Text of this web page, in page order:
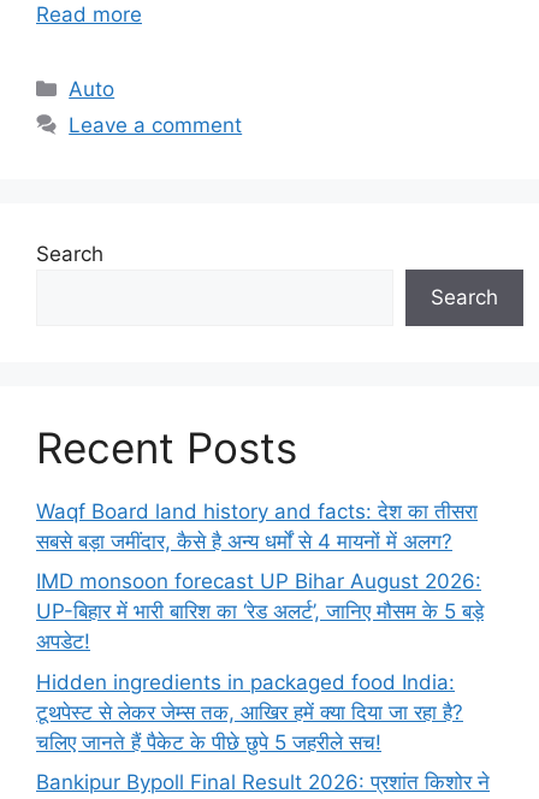
Read more
Categories
Auto
Leave a comment
Search
Search
Recent Posts
Waqf Board land history and facts: देश का तीसरा
सबसे बड़ा जमींदार, कैसे है अन्य धर्मों से 4 मायनों में अलग?
IMD monsoon forecast UP Bihar August 2026:
UP-बिहार में भारी बारिश का ‘रेड अलर्ट’, जानिए मौसम के 5 बड़े
अपडेट!
Hidden ingredients in packaged food India:
टूथपेस्ट से लेकर जेम्स तक, आखिर हमें क्या दिया जा रहा है?
चलिए जानते हैं पैकेट के पीछे छुपे 5 जहरीले सच!
Bankipur Bypoll Final Result 2026: प्रशांत किशोर ने